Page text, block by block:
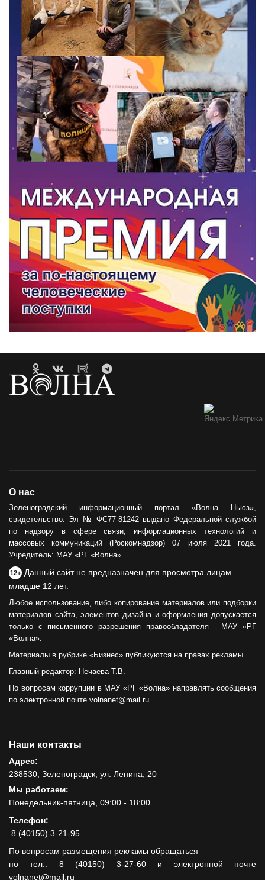
О нас
Зеленоградский информационный портал «Волна Ньюз»,
свидетельство: Эл № ФС77-81242 выдано Федеральной службой
по надзору в сфере связи, информационных технологий и
массовых коммуникаций (Роскомнадзор) 07 июля 2021 года.
Учредитель: МАУ «РГ «Волна».
12+ Данный сайт не предназначен для просмотра лицам
младше 12 лет.
Любое использование, либо копирование материалов или подборки
материалов сайта, элементов дизайна и оформления допускается
только с письменного разрешения правообладателя - МАУ «РГ
«Волна».
Материалы в рубрике «Бизнес» публикуются на правах рекламы.
Главный редактор: Нечаева Т.В.
По вопросам коррупции в МАУ «РГ «Волна» направлять сообщения
по электронной почте volnanet@mail.ru
Наши контакты
Адрес:
238530, Зеленоградск, ул. Ленина, 20
Мы работаем:
Понедельник-пятница, 09:00 - 18:00
Телефон:
8 (40150) 3-21-95
По вопросам размещения рекламы обращаться
по тел.: 8 (40150) 3-27-60 и электронной почте
volnanet@mail.ru